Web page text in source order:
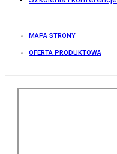
MAPA STRONY
OFERTA PRODUKTOWA